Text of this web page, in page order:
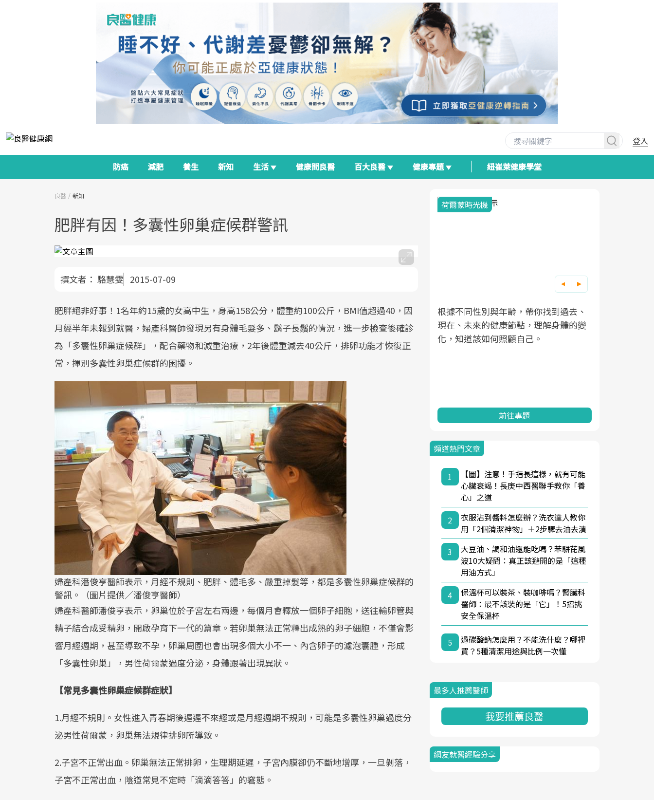
登入
防癌 減肥 養生 新知 生活 健康問良醫 百大良醫 健康專題 紐崔萊健康學堂
良醫 新知
肥胖有因！多囊性卵巢症候群警訊
撰文者： 駱慧雯 2015-07-09
肥胖絕非好事！1名年約15歲的女高中生，身高158公分，體重約100公斤，BMI值超過40，因
月經半年未報到就醫，婦產科醫師發現另有身體毛髮多、鬍子長鬚的情況，進一步檢查後確診
為「多囊性卵巢症候群」，配合藥物和減重治療，2年後體重減去40公斤，排卵功能才恢復正
常，揮別多囊性卵巢症候群的困擾。
婦產科潘俊亨醫師表示，月經不規則、肥胖、體毛多、嚴重掉髮等，都是多囊性卵巢症候群的
警訊。（圖片提供／潘俊亨醫師）
婦產科醫師潘俊亨表示，卵巢位於子宮左右兩邊，每個月會釋放一個卵子細胞，送往輸卵管與
精子結合成受精卵，開啟孕育下一代的篇章。若卵巢無法正常釋出成熟的卵子細胞，不僅會影
響月經週期，甚至導致不孕，卵巢周圍也會出現多個大小不一、內含卵子的濾泡囊腫，形成
「多囊性卵巢」，男性荷爾蒙過度分泌，身體跟著出現異狀。
【常見多囊性卵巢症候群症狀】
1.月經不規則。女性進入青春期後遲遲不來經或是月經週期不規則，可能是多囊性卵巢過度分
泌男性荷爾蒙，卵巢無法規律排卵所導致。
2.子宮不正常出血。卵巢無法正常排卵，生理期延遲，子宮內膜卻仍不斷地增厚，一旦剝落，
子宮不正常出血，陰道常見不定時「滴滴答答」的窘態。
面對超高齡社會的浪潮，台灣正在快速
邁向「健康照護」的新時代。隨著國家
政策如「健康台灣推動委員會」與「長
照3.0」的推進，「預防醫學」已成全民
療院所的服務，更是民眾了解自身健康
狀況、啟動健康管理的重要起點。
前往專題
2025年，就到良醫生活祭體驗「一站式
健康新生活」，從講座、體驗到運動，
全面啟動你的健康革命！
前往專題
良醫健康網從「換季的身體變化」出
發，透過醫學觀點與日常感受的對話，
建立對亞健康的認知，進而引導實際的
改善行動。
前往專題
荷爾蒙時光機
根據不同性別與年齡，帶你找到過去、
現在、未來的健康節點，理解身體的變
化，知道該如何照顧自己。
前往專題
頻道熱門文章
1
【圖】注意！手指長這樣，就有可能
心臟衰竭！長庚中西醫聯手教你「養
心」之道
2
衣服沾到醬料怎麼辦？洗衣達人教你
用「2個清潔神物」＋2步驟去油去漬
3
大豆油、調和油還能吃嗎？苯駢芘風
波10大疑問：真正該避開的是「這種
用油方式」
4
保溫杯可以裝茶、裝咖啡嗎？腎臟科
醫師：最不該裝的是「它」！5招挑
安全保溫杯
5
過碳酸鈉怎麼用？不能洗什麼？哪裡
買？5種清潔用途與比例一次懂
最多人推薦醫師
我要推薦良醫
網友就醫經驗分享